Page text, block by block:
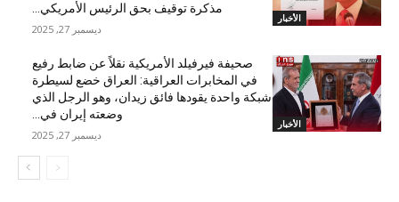
الأخبار
مذكرة توقيف بحق الرئيس الأمريكي...
ديسمبر 27, 2025
الأخبار
صحيفة فيرفيلد الأمريكية نقلاً عن ضابط رفيع
في المخابرات العراقية: العراق خضع لسيطرة
شبكة واحدة يقودها فائق زيدان، وهو الرجل الذي
وضعته إيران في...
ديسمبر 27, 2025